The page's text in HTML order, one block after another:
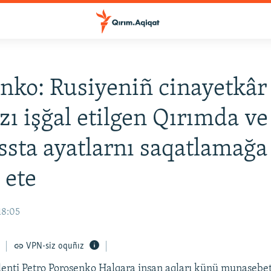
Rusiyeniñ cinayetkâr
işğal etilgen Qırımda ve
ayatlarnı saqatlamağa
VPN-siz oquñız